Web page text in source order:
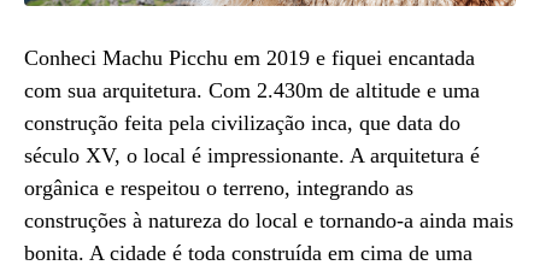
Conheci Machu Picchu em 2019 e fiquei encantada
com sua arquitetura. Com 2.430m de altitude e uma
construção feita pela civilização inca, que data do
século XV, o local é impressionante. A arquitetura é
orgânica e respeitou o terreno, integrando as
construções à natureza do local e tornando-a ainda mais
bonita. A cidade é toda construída em cima de uma